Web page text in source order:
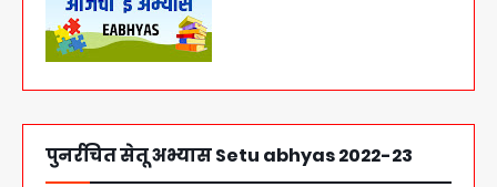
पुनर्रचित सेतू अभ्यास Setu abhyas 2022-23